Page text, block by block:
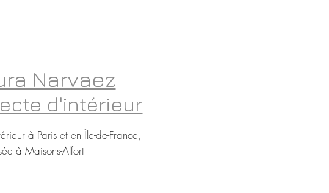
Narvaez
d'intérieur
à Paris et en Île-de-France,
à Maisons-Alfort